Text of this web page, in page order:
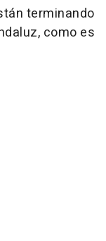
terminando
como es